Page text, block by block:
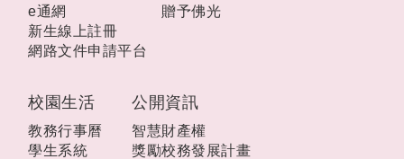
校園生活
教務行事曆
學生系統
公開資訊
智慧財產權
獎勵校務發展計畫
e通網
新生線上註冊
網路文件申請平台
贈予佛光